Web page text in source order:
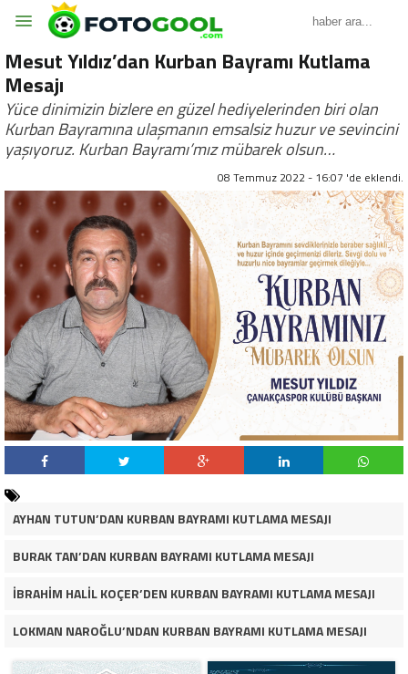
Mesut Yıldız’dan Kurban Bayramı Kutlama
Mesajı
Yüce dinimizin bizlere en güzel hediyelerinden biri olan
Kurban Bayramına ulaşmanın emsalsiz huzur ve sevincini
yaşıyoruz. Kurban Bayramı’mız mübarek olsun…
08 Temmuz 2022 - 16:07 'de eklendi.
AYHAN TUTUN’DAN KURBAN BAYRAMI KUTLAMA MESAJI
BURAK TAN’DAN KURBAN BAYRAMI KUTLAMA MESAJI
İBRAHİM HALİL KOÇER’DEN KURBAN BAYRAMI KUTLAMA MESAJI
LOKMAN NAROĞLU’NDAN KURBAN BAYRAMI KUTLAMA MESAJI